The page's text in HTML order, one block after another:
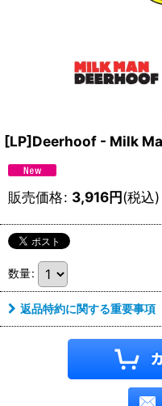
[LP]Deerhoof - Milk
販売価格: 3,916円(税込)
数量:
返品特約に関する重要事項